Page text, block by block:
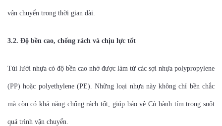
vận chuyển trong thời gian dài.
3.2. Độ bền cao, chống rách và chịu lực tốt
Túi lưới nhựa có độ bền cao nhờ được làm từ các sợi nhựa polypropylene
(PP) hoặc polyethylene (PE). Những loại nhựa này không chỉ bền chắc
mà còn có khả năng chống rách tốt, giúp bảo vệ Củ hành tím trong suốt
quá trình vận chuyển.